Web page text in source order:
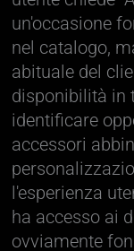
un'occasione
nel catalogo,
abituale del
disponibilità in
identificare
accessori
l'esperienza
ha accesso ai
ovviamente